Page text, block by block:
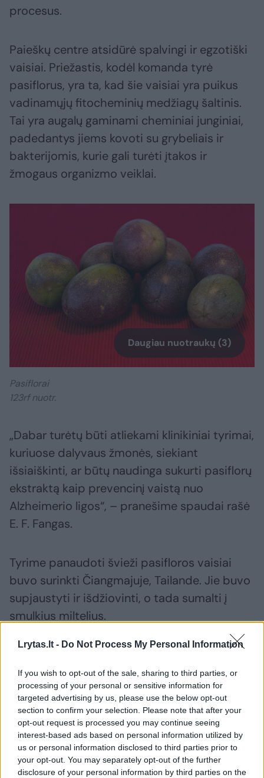
Lrytas.lt - Do Not Process My Personal Information
If you wish to opt-out of the sale, sharing to third parties, or
processing of your personal or sensitive information for
targeted advertising by us, please use the below opt-out
section to confirm your selection. Please note that after your
opt-out request is processed you may continue seeing
interest-based ads based on personal information utilized by
us or personal information disclosed to third parties prior to
your opt-out. You may separately opt-out of the further
disclosure of your personal information by third parties on the
procesus.
Paieškų centre atsidūrė spalvingi ir egzotiški
vaisiai. Priežastis, kodėl komanda tyrė
pasiflorus, yra ta, kad šie vaisiai yra puikus
vadinamųjų fitocheminių medžiagų šaltinis.
Tai yra augalų gaminami cheminiai junginiai,
padedantys jiems kovoti su grybeliais ir
bakterijomis, kurie gali turėti įtakos ir
žmogaus organizmo veiklai.
Daugiau nuotraukų (3)
Pasiflorai
123rf nuotr.
„Dabar turėtų būti atliekami klinikiniai tyrimai,
kuriuose dalyvaus žmonės, siekiant
išsiaiškinti, ar būtų naudinga sukurti pasiflorų
ekstraktą kaip prevencinį vaistą nuo
Alzheimerio ligos“, – pranešime spaudai rašė
E. F. Fangas.
Tyrime panaudoti švieži pasifloros vaisiai
buvo surinkti Čiangmajuje, Tailande. Jie buvo
supjaustyti ir išdžiovinti, o tada sumalti į
smulkius miltelius.
Kelias nuo šio atradimo iki galimo vaisto
pagaminimo yra ilgas – mažiausiai 10–15
metų.
Kad situacija būtų dar sudėtingesnė, Pietų